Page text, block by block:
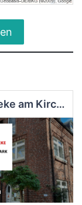
Apotheke am Kirchpark